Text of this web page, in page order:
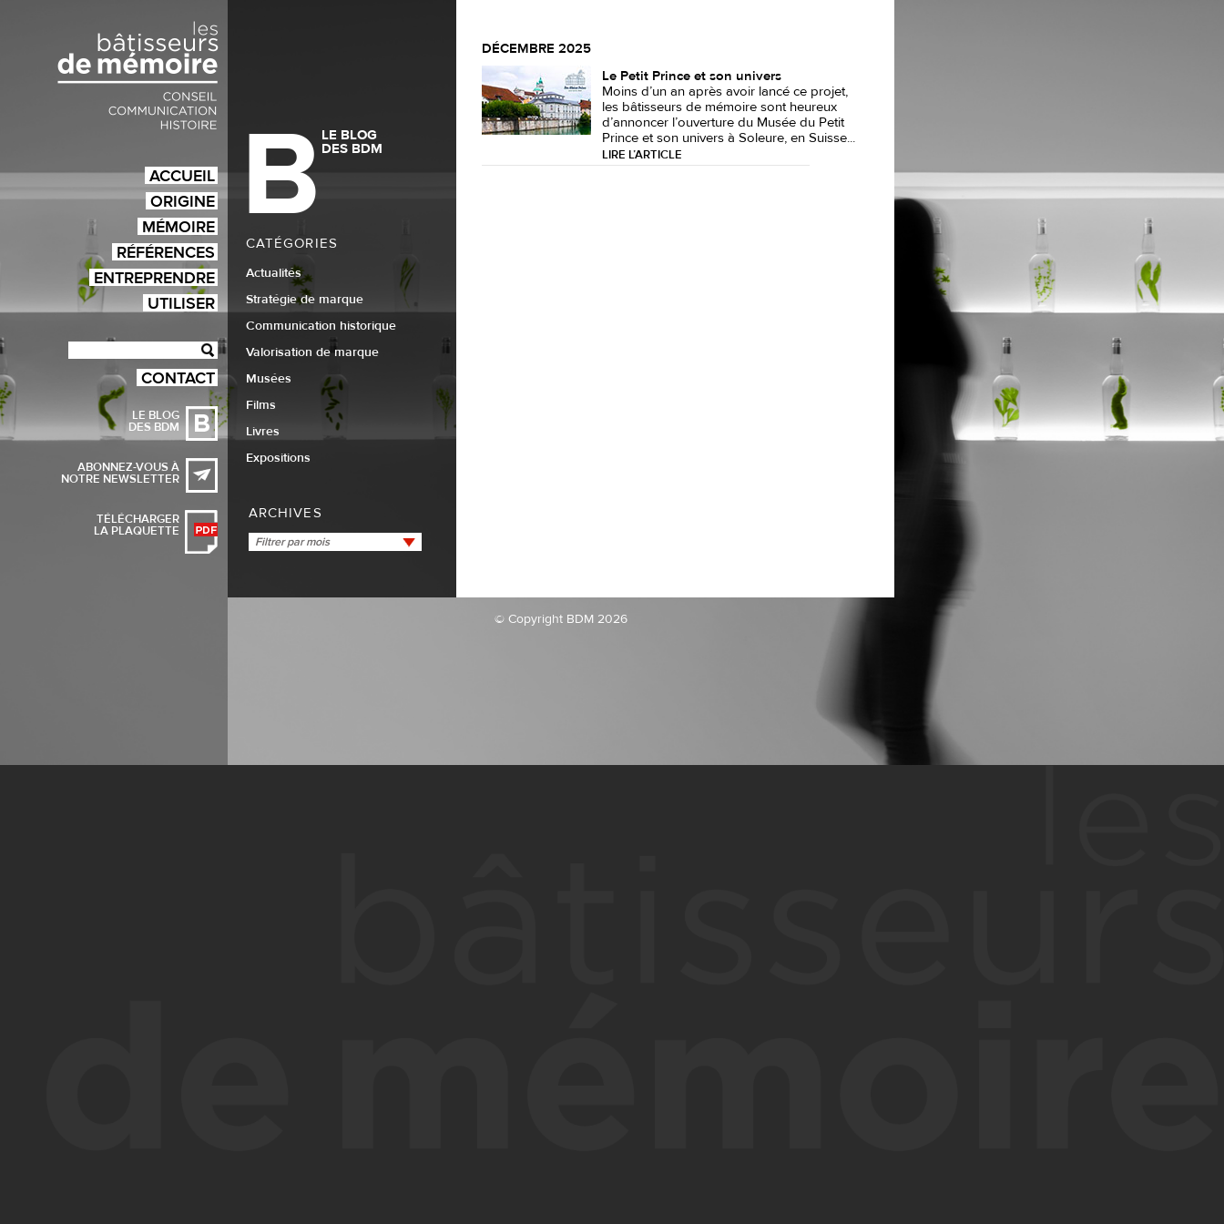
ACCUEIL
ORIGINE
MÉMOIRE
RÉFÉRENCES
ENTREPRENDRE
UTILISER
CONTACT
LE BLOG
DES BDM
ABONNEZ-VOUS À
NOTRE NEWSLETTER
TÉLÉCHARGER
LA PLAQUETTE
B LE BLOG
DES BDM
CATÉGORIES
Actualités
Stratégie de marque
Communication historique
Valorisation de marque
Musées
Films
Livres
Expositions
ARCHIVES
Filtrer par mois
DÉCEMBRE 2025
Le Petit Prince et son univers
Moins d’un an après avoir lancé ce projet,
les bâtisseurs de mémoire sont heureux
d’annoncer l’ouverture du Musée du Petit
Prince et son univers à Soleure, en Suisse...
LIRE L’ARTICLE
© Copyright BDM 2026